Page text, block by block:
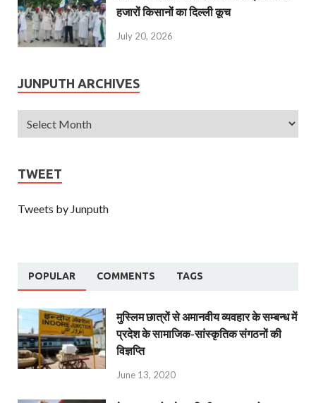
हजारों किसानों का दिल्ली कूच
July 20, 2026
JUNPUTH ARCHIVES
TWEET
Tweets by Junputh
POPULAR COMMENTS TAGS
मुस्लिम छात्रों से अमानवीय व्यवहार के सम्बन्ध में
प्रदेश के सामाजिक-सांस्कृतिक संगठनों की
विज्ञप्ति
June 13, 2020